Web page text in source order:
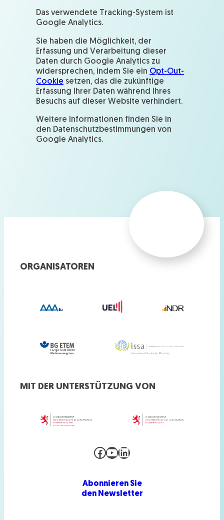
Das verwendete Tracking-System ist
Google Analytics.
Sie haben die Möglichkeit, der
Erfassung und Verarbeitung dieser
Daten durch Google Analytics zu
widersprechen, indem Sie ein Opt-Out-
Cookie setzen, das die zukünftige
Erfassung Ihrer Daten während Ihres
Besuchs auf dieser Website verhindert.
Weitere Informationen finden Sie in
den Datenschutzbestimmungen von
Google Analytics.
ORGANISATOREN
MIT DER UNTERSTÜTZUNG VON
Facebook YouTube LinkedIn
Abonnieren Sie
den Newsletter